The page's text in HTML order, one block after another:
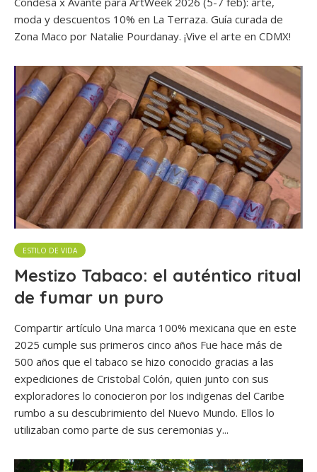
moda y descuentos 10% en La Terraza. Guía curada de
Zona Maco por Natalie Pourdanay. ¡Vive el arte en CDMX!
ESTILO DE VIDA
Mestizo Tabaco: el auténtico ritual
de fumar un puro
Compartir artículo Una marca 100% mexicana que en este
2025 cumple sus primeros cinco años Fue hace más de
500 años que el tabaco se hizo conocido gracias a las
expediciones de Cristobal Colón, quien junto con sus
exploradores lo conocieron por los indigenas del Caribe
rumbo a su descubrimiento del Nuevo Mundo. Ellos lo
utilizaban como parte de sus ceremonias y...